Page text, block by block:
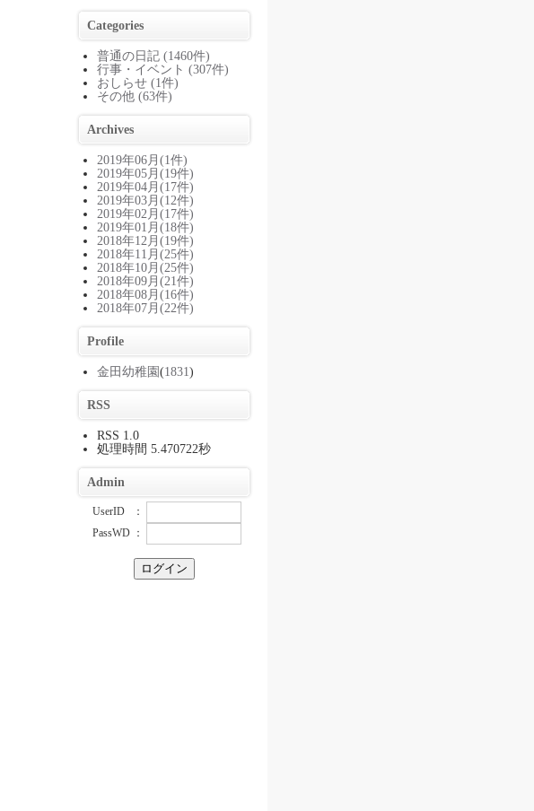
Categories
普通の日記 (1460件)
行事・イベント (307件)
おしらせ (1件)
その他 (63件)
Archives
2019年06月(1件)
2019年05月(19件)
2019年04月(17件)
2019年03月(12件)
2019年02月(17件)
2019年01月(18件)
2018年12月(19件)
2018年11月(25件)
2018年10月(25件)
2018年09月(21件)
2018年08月(16件)
2018年07月(22件)
Profile
金田幼稚園(1831)
RSS
RSS 1.0
処理時間 5.470722秒
Admin
UserID
：
PassWD ：